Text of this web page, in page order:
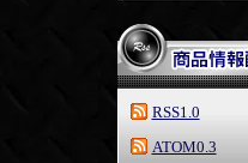
RSS1.0
ATOM0.3